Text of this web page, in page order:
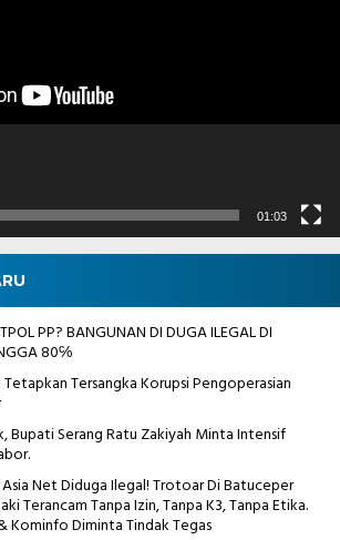
01:03
PP? BANGUNAN DI DUGA ILEGAL DI
80℅
Tersangka Korupsi Pengoperasian
Bupati Serang Ratu Zakiyah Minta Intensif
Net Diduga Ilegal! Trotoar Di Batuceper
Terancam Tanpa Izin, Tanpa K3, Tanpa Etika.
Kominfo Diminta Tindak Tegas